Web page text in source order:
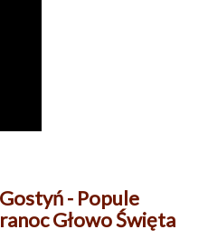
- Popule
Głowo Święta